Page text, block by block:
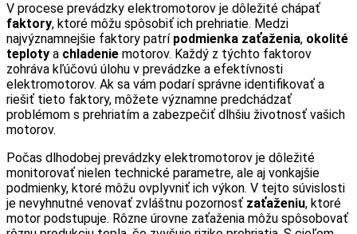
V procese prevádzky elektromotorov je dôležité chápať
faktory, ktoré môžu spôsobiť ich prehriatie. Medzi
najvýznamnejšie faktory patrí podmienka zaťaženia, okolité
teploty a chladenie motorov. Každý z týchto faktorov
zohráva kľúčovú úlohu v prevádzke a efektívnosti
elektromotorov. Ak sa vám podarí správne identifikovať a
riešiť tieto faktory, môžete významne predchádzať
problémom s prehriatím a zabezpečiť dlhšiu životnosť vašich
motorov.
Počas dlhodobej prevádzky elektromotorov je dôležité
monitorovať nielen technické parametre, ale aj vonkajšie
podmienky, ktoré môžu ovplyvniť ich výkon. V tejto súvislosti
je nevyhnutné venovať zvláštnu pozornosť zaťaženiu, ktoré
motor podstupuje. Rôzne úrovne zaťaženia môžu spôsobovať